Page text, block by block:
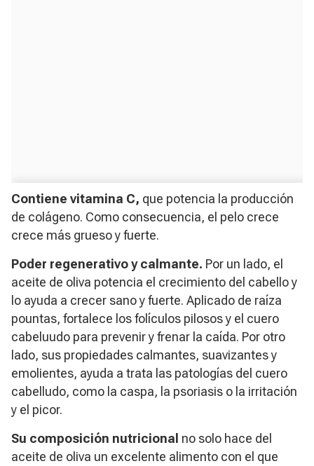
Contiene vitamina C, que potencia la producción
de colágeno. Como consecuencia, el pelo crece
crece más grueso y fuerte.
Poder regenerativo y calmante. Por un lado, el
aceite de oliva potencia el crecimiento del cabello y
lo ayuda a crecer sano y fuerte. Aplicado de raíza
pountas, fortalece los folículos pilosos y el cuero
cabeluudo para prevenir y frenar la caída. Por otro
lado, sus propiedades calmantes, suavizantes y
emolientes, ayuda a trata las patologías del cuero
cabelludo, como la caspa, la psoriasis o la irritación
y el picor.
Su composición nutricional no solo hace del
aceite de oliva un excelente alimento con el que